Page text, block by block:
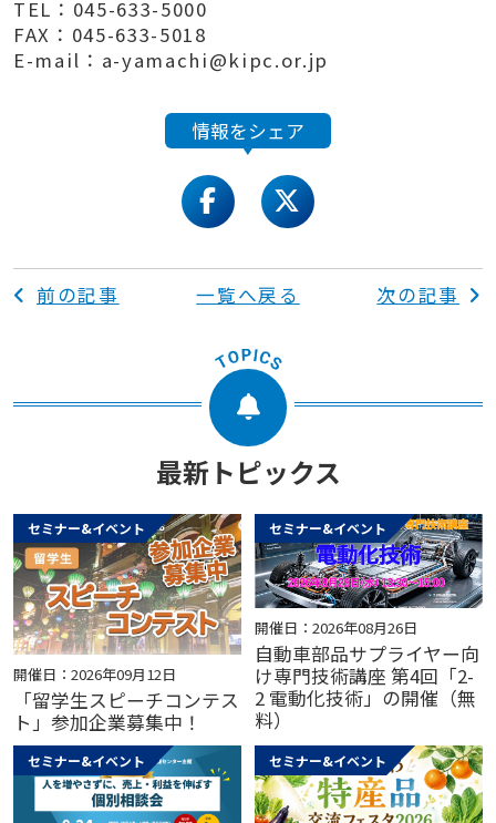
TEL：045-633-5000
FAX：045-633-5018
E-mail：a-yamachi@kipc.or.jp
情報をシェア
facebooktwitter
前の記事 一覧へ戻る 次の記事
最新トピックス
セミナー&イベント
開催日：2026年09月12日
「留学生スピーチコンテス
ト」参加企業募集中！
セミナー&イベント
開催日：2026年08月26日
自動車部品サプライヤー向
け専門技術講座 第4回「2-
2 電動化技術」の開催（無
料）
セミナー&イベント セミナー&イベント